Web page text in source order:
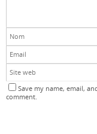
Save my name, email,
comment.